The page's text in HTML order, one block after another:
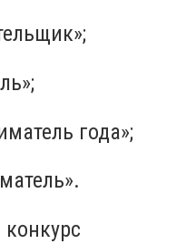
года»;